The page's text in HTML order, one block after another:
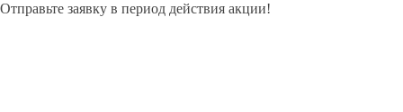
Отправьте заявку в период действия акции!